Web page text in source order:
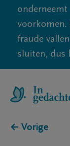
fraude
sluiten, dus
← Vorige